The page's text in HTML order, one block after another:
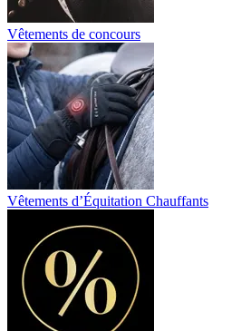
Vêtements de concours
Vêtements d’Équitation Chauffants